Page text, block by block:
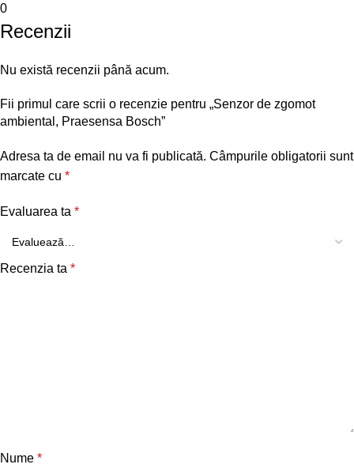
0
Recenzii
Nu există recenzii până acum.
Fii primul care scrii o recenzie pentru „Senzor de zgomot
ambiental, Praesensa Bosch”
Adresa ta de email nu va fi publicată. Câmpurile obligatorii sunt
marcate cu *
Evaluarea ta *
Recenzia ta *
Nume *